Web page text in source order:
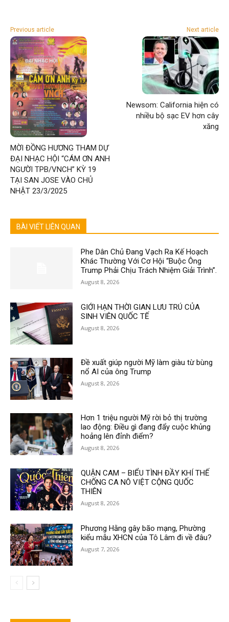
Previous article
MỜI ĐỒNG HƯƠNG THAM DỰ
ĐẠI NHẠC HỘI “CÁM ƠN ANH
NGƯỜI TPB/VNCH” KỲ 19
TẠI SAN JOSE VÀO CHỦ
NHẬT 23/3/2025
Next article
Newsom: California hiện có
nhiều bộ sạc EV hơn cây
xăng
BÀI VIẾT LIÊN QUAN
Phe Dân Chủ Đang Vạch Ra Kế Hoạch
Khác Thường Với Cơ Hội “Buộc Ông
Trump Phải Chịu Trách Nhiệm Giải Trình”.
August 8, 2026
GIỚI HẠN THỜI GIAN LƯU TRÚ CỦA
SINH VIÊN QUỐC TẾ
August 8, 2026
Đề xuất giúp người Mỹ làm giàu từ bùng
nổ AI của ông Trump
August 8, 2026
Hơn 1 triệu người Mỹ rời bỏ thị trường
lao động: Điều gì đang đẩy cuộc khủng
hoảng lên đỉnh điểm?
August 8, 2026
QUẬN CAM – BIỂU TÌNH ĐẦY KHÍ THẾ
CHỐNG CA NÔ VIỆT CỘNG QUỐC
THIÊN
August 8, 2026
Phương Hằng gây bão mạng, Phường
kiểu mẫu XHCN của Tô Lâm đi về đâu?
August 7, 2026